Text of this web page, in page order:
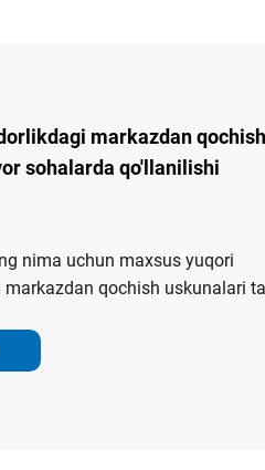
markazdan qochish
sohalarda qo'llanilishi
nima uchun maxsus yuqori
qochish uskunalari
va laboratoriya darajasidan
kontaminatsiyasiz